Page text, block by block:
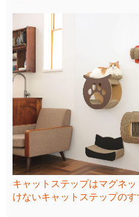
キャットステップはマグネ
けないキャットステップのす